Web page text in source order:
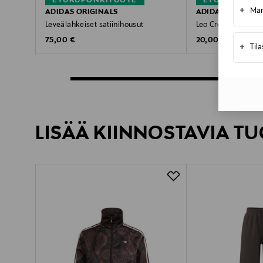
+
+
ADIDAS ORIGINALS
Leveälahkeiset satiinihousut
Original Price
75,00 €
ADIDAS
Leo Crew -sukat 2-
Original Price
20,00 €
LISÄÄ KIINNOSTAVIA